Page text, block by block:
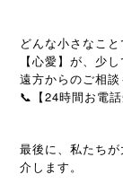
どんな小さなこと
【心愛】が、少
遠方からのご相談
📞【24時間お電話
最後に、私たち
介します。